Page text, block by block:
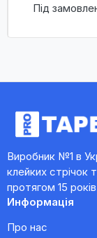
Під
Виробник №1 в
клейких стрічок
протягом 15
Информація
Про нас